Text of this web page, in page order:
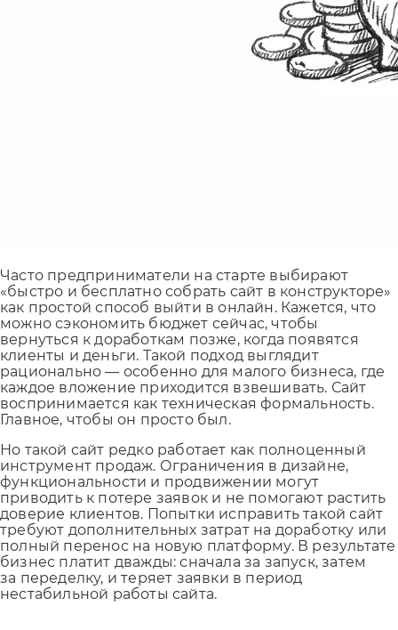
Часто предприниматели на старте выбирают
«быстро и бесплатно собрать сайт в конструкторе»
как простой способ выйти в онлайн. Кажется, что
можно сэкономить бюджет сейчас, чтобы
вернуться к доработкам позже, когда появятся
клиенты и деньги. Такой подход выглядит
рационально — особенно для малого бизнеса, где
каждое вложение приходится взвешивать. Сайт
воспринимается как техническая формальность.
Главное, чтобы он просто был.
Но такой сайт редко работает как полноценный
инструмент продаж. Ограничения в дизайне,
функциональности и продвижении могут
приводить к потере заявок и не помогают растить
доверие клиентов. Попытки исправить такой сайт
требуют дополнительных затрат на доработку или
полный перенос на новую платформу. В результате
бизнес платит дважды: сначала за запуск, затем
за переделку, и теряет заявки в период
нестабильной работы сайта.